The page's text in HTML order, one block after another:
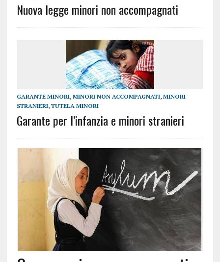
Nuova legge minori non accompagnati
GARANTE MINORI, MINORI NON ACCOMPAGNATI, MINORI
STRANIERI, TUTELA MINORI
Garante per l’infanzia e minori stranieri